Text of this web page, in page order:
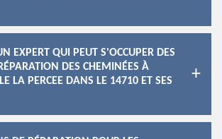
EXPERT QUI PEUT S'OCCUPER DES
DES CHEMINÉES À
LA PERCEE DANS LE 14710 ET SES